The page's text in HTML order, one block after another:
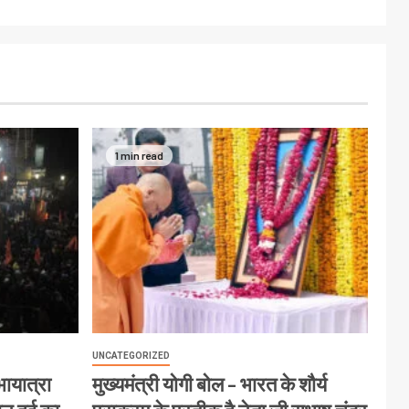
1 min read
UNCATEGORIZED
मुख्यमंत्री योगी बोल – भारत के शौर्य